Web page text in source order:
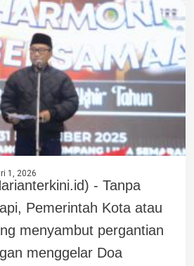
1, 2026
- Tanpa
Pemerintah Kota atau
menyambut pergantian
menggelar Doa